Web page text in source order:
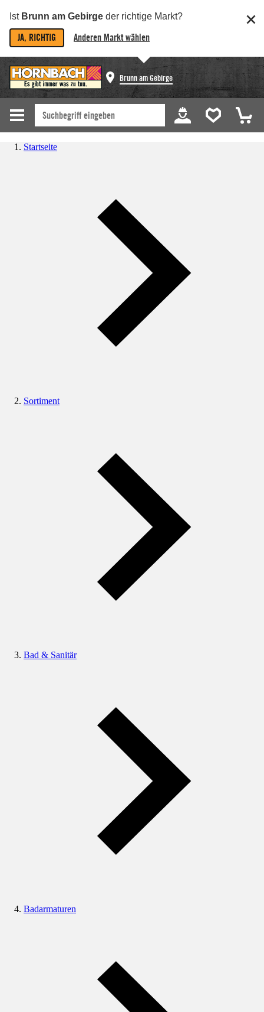
Ist Brunn am Gebirge der richtige Markt?
JA, RICHTIG Anderen Markt wählen
Brunn am Gebirge
Startseite
Sortiment
Bad & Sanitär
Badarmaturen